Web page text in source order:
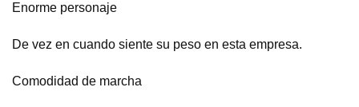
Enorme personaje
De vez en cuando siente su peso en esta empresa.
Comodidad de marcha